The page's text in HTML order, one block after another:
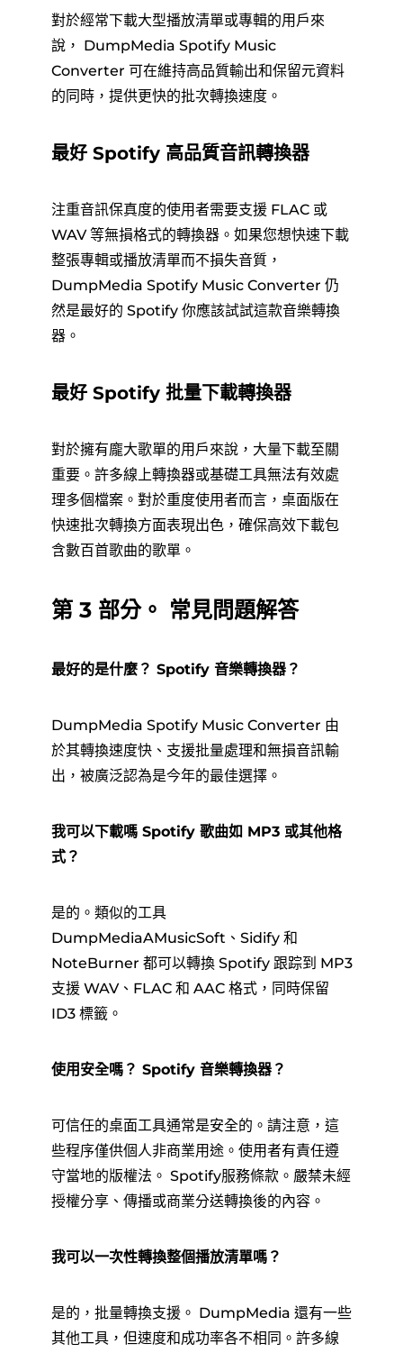
對於經常下載大型播放清單或專輯的用戶來
說， DumpMedia Spotify Music
Converter 可在維持高品質輸出和保留元資料
的同時，提供更快的批次轉換速度。
最好 Spotify 高品質音訊轉換器
注重音訊保真度的使用者需要支援 FLAC 或
WAV 等無損格式的轉換器。如果您想快速下載
整張專輯或播放清單而不損失音質，
DumpMedia Spotify Music Converter 仍
然是最好的 Spotify 你應該試試這款音樂轉換
器。
最好 Spotify 批量下載轉換器
對於擁有龐大歌單的用戶來說，大量下載至關
重要。許多線上轉換器或基礎工具無法有效處
理多個檔案。對於重度使用者而言，桌面版在
快速批次轉換方面表現出色，確保高效下載包
含數百首歌曲的歌單。
第 3 部分。 常見問題解答
最好的是什麼？ Spotify 音樂轉換器？
DumpMedia Spotify Music Converter 由
於其轉換速度快、支援批量處理和無損音訊輸
出，被廣泛認為是今年的最佳選擇。
我可以下載嗎 Spotify 歌曲如 MP3 或其他格
式？
是的。類似的工具
DumpMediaAMusicSoft、Sidify 和
NoteBurner 都可以轉換 Spotify 跟踪到 MP3
支援 WAV、FLAC 和 AAC 格式，同時保留
ID3 標籤。
使用安全嗎？ Spotify 音樂轉換器？
可信任的桌面工具通常是安全的。請注意，這
些程序僅供個人非商業用途。使用者有責任遵
守當地的版權法。 Spotify服務條款。嚴禁未經
授權分享、傳播或商業分送轉換後的內容。
我可以一次性轉換整個播放清單嗎？
是的，批量轉換支援。 DumpMedia 還有一些
其他工具，但速度和成功率各不相同。許多線